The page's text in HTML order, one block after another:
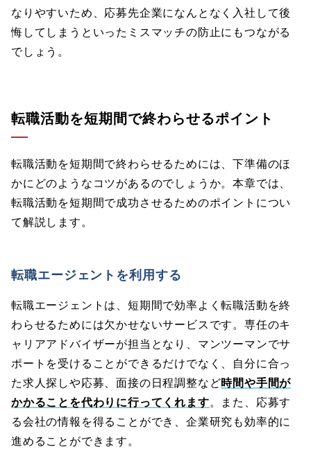
なりやすいため、応募先企業になんとなく入社して後
悔してしまうといったミスマッチの防止にもつながる
でしょう。
転職活動を短期間で終わらせるポイント
転職活動を短期間で終わらせるためには、下準備のほ
かにどのようなコツがあるのでしょうか。本章では、
転職活動を短期間で成功させるためのポイントについ
て解説します。
転職エージェントを利用する
転職エージェントは、短期間で効率よく転職活動を終
わらせるためには欠かせないサービスです。専任のキ
ャリアアドバイザーが担当となり、マンツーマンでサ
ポートを受けることができるだけでなく、自分に合っ
た求人探しや応募、面接の日程調整など時間や手間が
かかることを代わりに行ってくれます。また、応募す
る会社の情報を得ることができ、企業研究も効率的に
進めることができます。